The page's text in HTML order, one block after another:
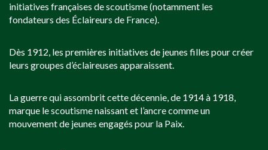
initiatives françaises de scoutisme (notamment les
fondateurs des Éclaireurs de France).
Dès 1912, les premières initiatives de jeunes filles pour créer
leurs groupes d’éclaireuses apparaissent.
La guerre qui assombrit cette décennie, de 1914 à 1918,
marque le scoutisme naissant et l’ancre comme un
mouvement de jeunes engagés pour la Paix.